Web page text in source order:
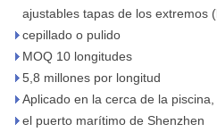
ajustables tapas de los extremos
cepillado o pulido
MOQ 10 longitudes
5,8 millones por longitud
Aplicado en la cerca de la
el puerto marítimo de Shenzhen